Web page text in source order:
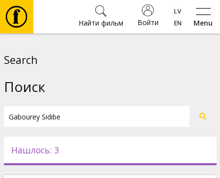
Menu
Войти
Найти фильм
Новости
Search
Поиск
Нашлось: 3